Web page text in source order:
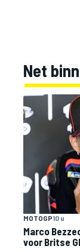
Net
MOTOGP10 u
Marco
voor Britse